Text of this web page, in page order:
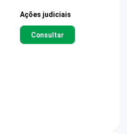
Ações judiciais
Consultar